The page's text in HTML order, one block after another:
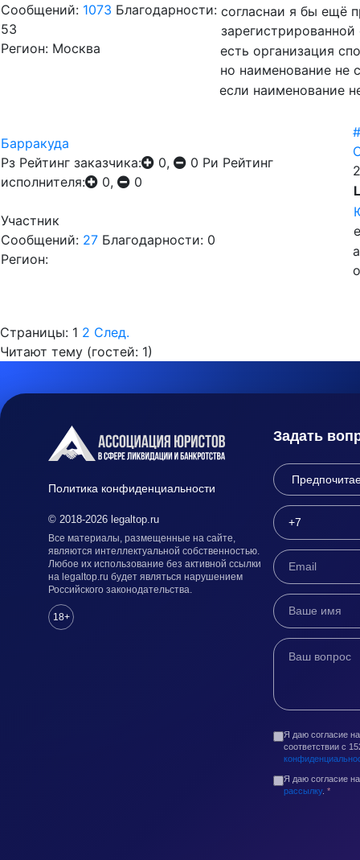
Сообщений: 1073 Благодарности:
53
Регион: Москва
согласнаи я бы ещё
есть организация
но наименование не
если наименование
Барракуда
Рз Рейтинг заказчика: 0, 0 Ри Рейтинг
исполнителя:
0, 0
Участник
Сообщений: 27 Благодарности: 0
Регион:
Страницы: 1 2 След.
Читают тему (гостей: 1)
Политика конфиденциальности
© 2018-2026 legaltop.ru
Все материалы, размещенные на сайте,
являются интеллектуальной собственностью.
Любое их использование без активной ссылки
на legaltop.ru будет являться нарушением
Российского законодательства.
18+
Задать
Я даю согласие
соответствии с
Я даю согласие
рассылку. *